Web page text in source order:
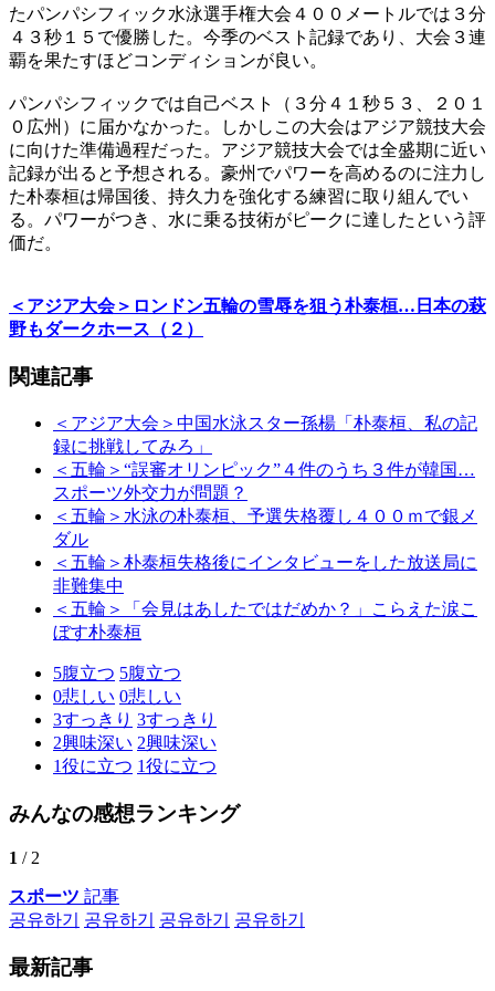
たパンパシフィック水泳選手権大会４００メートルでは３分
４３秒１５で優勝した。今季のベスト記録であり、大会３連
覇を果たすほどコンディションが良い。
パンパシフィックでは自己ベスト（３分４１秒５３、２０１
０広州）に届かなかった。しかしこの大会はアジア競技大会
に向けた準備過程だった。アジア競技大会では全盛期に近い
記録が出ると予想される。豪州でパワーを高めるのに注力し
た朴泰桓は帰国後、持久力を強化する練習に取り組んでい
る。パワーがつき、水に乗る技術がピークに達したという評
価だ。
＜アジア大会＞ロンドン五輪の雪辱を狙う朴泰桓…日本の萩
野もダークホース（２）
関連記事
＜アジア大会＞中国水泳スター孫楊「朴泰桓、私の記
録に挑戦してみろ」
＜五輪＞“誤審オリンピック”４件のうち３件が韓国…
スポーツ外交力が問題？
＜五輪＞水泳の朴泰桓、予選失格覆し４００ｍで銀メ
ダル
＜五輪＞朴泰桓失格後にインタビューをした放送局に
非難集中
＜五輪＞「会見はあしたではだめか？」こらえた涙こ
ぼす朴泰桓
5腹立つ 5腹立つ
0悲しい 0悲しい
3すっきり 3すっきり
2興味深い 2興味深い
1役に立つ 1役に立つ
みんなの感想ランキング
1 / 2
スポーツ 記事
공유하기
공유하기 공유하기 공유하기
最新記事